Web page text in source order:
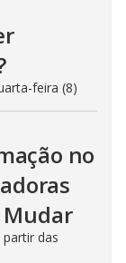
feira (8)
no
Mudar
das